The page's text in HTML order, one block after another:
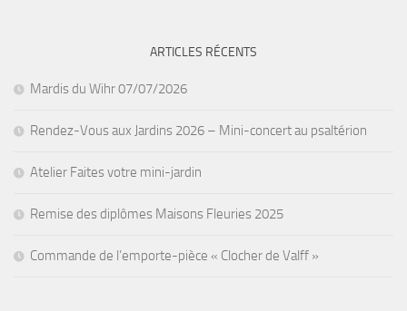
ARTICLES RÉCENTS
Mardis du Wihr 07/07/2026
Rendez-Vous aux Jardins 2026 – Mini-concert au psaltérion
Atelier Faites votre mini-jardin
Remise des diplômes Maisons Fleuries 2025
Commande de l’emporte-pièce « Clocher de Valff »